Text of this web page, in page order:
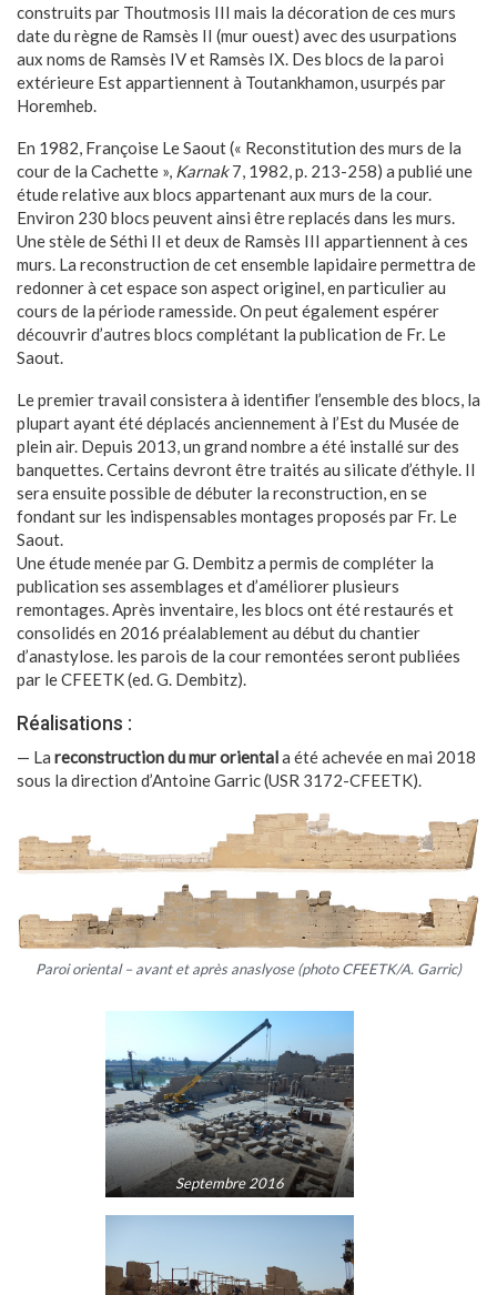
construits par Thoutmosis III mais la décoration de ces murs
date du règne de Ramsès II (mur ouest) avec des usurpations
aux noms de Ramsès IV et Ramsès IX. Des blocs de la paroi
extérieure Est appartiennent à Toutankhamon, usurpés par
Horemheb.
En 1982, Françoise Le Saout (« Reconstitution des murs de la
cour de la Cachette », Karnak7, 1982, p. 213-258) a publié une
étude relative aux blocs appartenant aux murs de la cour.
Environ 230 blocs peuvent ainsi être replacés dans les murs.
Une stèle de Séthi II et deux de Ramsès III appartiennent à ces
murs. La reconstruction de cet ensemble lapidaire permettra de
redonner à cet espace son aspect originel, en particulier au
cours de la période ramesside. On peut également espérer
découvrir d’autres blocs complétant la publication de Fr. Le
Saout.
Le premier travail consistera à identifier l’ensemble des blocs, la
plupart ayant été déplacés anciennement à l’Est du Musée de
plein air. Depuis 2013, un grand nombre a été installé sur des
banquettes. Certains devront être traités au silicate d’éthyle. Il
sera ensuite possible de débuter la reconstruction, en se
fondant sur les indispensables montages proposés par Fr. Le
Saout.
Une étude menée par G. Dembitz a permis de compléter la
publication ses assemblages et d’améliorer plusieurs
remontages. Après inventaire, les blocs ont été restaurés et
consolidés en 2016 préalablement au début du chantier
d’anastylose. les parois de la cour remontées seront publiées
par le CFEETK (ed. G. Dembitz).
Réalisations :
— La reconstruction du mur orientala été achevée en mai 2018
sous la direction d’Antoine Garric (USR 3172-CFEETK).
Paroi oriental – avant et après anaslyose (photo CFEETK/A. Garric)
Septembre 2016